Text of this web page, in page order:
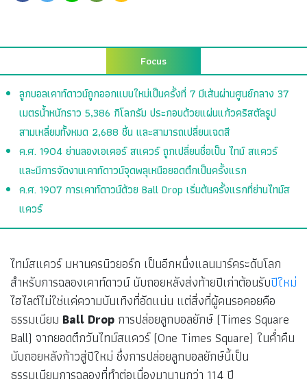
Focus
ลูกบอลเคาท์ดาวน์ถูกออกแบบใหม่เป็นครั้งที่ 7 มีเส้นผ่านศูนย์กลาง 37
เมตรน้ำหนักราว 5,386 กิโลกรัม ประกอบด้วยแผ่นแก้วคริสตัลรูป
สามเหลี่ยมทั้งหมด 2,688 ชิ้น และสามารถเปลี่ยนเฉดสี
ค.ศ. 1904 ย่านลองเอเคอร์ สแควร์ ถูกเปลี่ยนชื่อเป็น ไทม์ สแควร์
และมีการจัดงานเคาท์ดาวน์จุดพลุเหนือยอดตึกเป็นครั้งแรก
ค.ศ. 1907 การเคาท์ดาวน์ด้วย Ball Drop เริ่มต้นครั้งแรกที่ย่านไทม์ส
แควร์
ไทม์สแควร์ มหานครนิวยอร์ก เป็นอีกหนึ่งแลนมาร์คระดับโลก
สำหรับการฉลองเคาท์ดาวน์ นับถอยหลังส่งท้ายปีเก่าต้อนรับปีใหม่
ไฮไลต์ไม่ใช่แค่ความบันเทิงที่อัดแน่น แต่สิ่งที่ผู้คนรอคอยคือ
ธรรมเนียม Ball Drop การปล่อยลูกบอลยักษ์ (Times Square
Ball) จากยอดตึกวันไทม์สแควร์ (One Times Square) ในค่ำคืน
นับถอยหลังก้าวสู่ปีใหม่ ซึ่งการปล่อยลูกบอลยักษ์นี้เป็น
ธรรมเนียมการฉลองที่ทำต่อเนื่องมานานกว่า 114 ปี